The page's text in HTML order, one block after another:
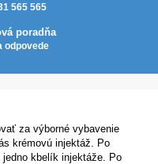
565 565
poradňa
odpovede
za výborné vybavenie
krémovú injektáž. Po
kbelík injektáže. Po
AquaStop Cream®
Inject Activator (5 l)
€33,00